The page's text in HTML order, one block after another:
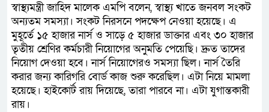
স্বাস্থ্যমন্ত্রী জাহিদ মালেক এমপি বলেন, স্বাস্থ্য খাতে জনবল সংকট
অন্যতম সমস্যা। সংকট নিরসনে পদক্ষেপ নেওয়া হয়েছে। এ
মুহূর্তে ১৫ হাজার নার্স ও সাড়ে ৫ হাজার ডাক্তার এবং ৩০ হাজার
তৃতীয় শ্রেণির কর্মচারী নিয়োগের অনুমতি পেয়েছি। দ্রুত তাদের
নিয়োগ দেওয়া হবে। নার্স নিয়োগেরও সমস্যা ছিল। নার্স তৈরি
করার জন্য কারিগরি বোর্ড কাজ শুরু করেছিল। এটা নিয়ে মামলা
হয়েছে। হাইকোর্ট রায় দিয়েছে, তারা পারবে না। এটা যুগান্তকারী
রায়।